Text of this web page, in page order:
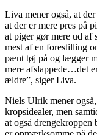
Liva mener også, at
at der er mere pres på
at piger gør mere ud af
mest af en forestilling
pænt tøj på og lægger
mere afslappede…det
ældre”, siger Liva.
Niels Ulrik mener
kropsidealer, men
at også drengekroppen